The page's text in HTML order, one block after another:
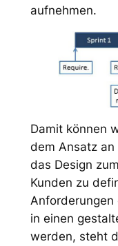
aufnehmen.
Damit können
dem Ansatz an
das Design
Kunden zu
Anforderungen
in einen
werden, steht